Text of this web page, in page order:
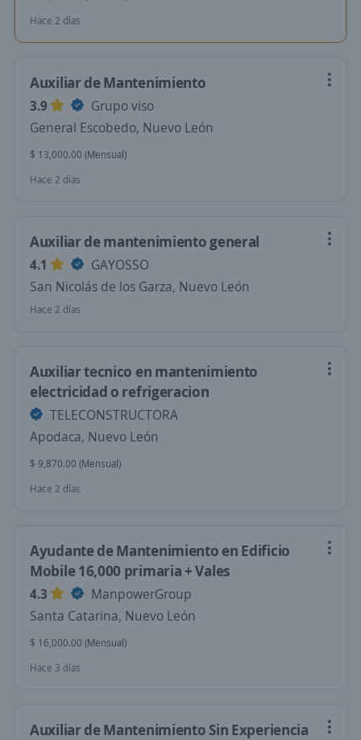
Hace 2 días
Auxiliar de Mantenimiento
3.9
Grupo viso
General Escobedo, Nuevo León
$ 13,000.00 (Mensual)
Hace 2 días
Auxiliar de mantenimiento general
4.1
GAYOSSO
San Nicolás de los Garza, Nuevo León
Hace 2 días
Auxiliar tecnico en mantenimiento
electricidad o refrigeracion
TELECONSTRUCTORA
Apodaca, Nuevo León
$ 9,870.00 (Mensual)
Hace 2 días
Ayudante de Mantenimiento en Edificio
Mobile 16,000 primaria + Vales
4.3
ManpowerGroup
Santa Catarina, Nuevo León
$ 16,000.00 (Mensual)
Hace 3 días
Auxiliar de Mantenimiento Sin Experiencia